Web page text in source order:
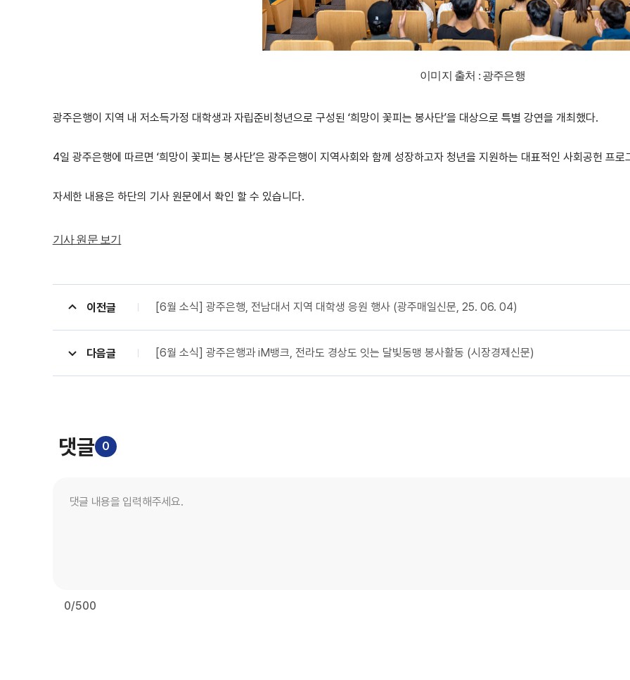
이미지 출처 : 광주은행
광주은행이 지역 내 저소득가정 대학생과 자립준비청년으로 구성된 ‘희망이 꽃피는 봉사단’을 대상으로 특별 강연을 개최했다.
4일 광주은행에 따르면 ‘희망이 꽃피는 봉사단’은 광주은행이 지역사회와 함께 성장하고자 청년을 지원하는 대표적인 사회공헌 프로
자세한 내용은 하단의 기사 원문에서 확인 할 수 있습니다.
기사 원문 보기
이전글 [6월 소식] 광주은행, 전남대서 지역 대학생 응원 행사 (광주매일신문, 25. 06. 04)
다음글 [6월 소식] 광주은행과 iM뱅크, 전라도 경상도 잇는 달빛동맹 봉사활동 (시장경제신문)
댓글 0
0/500